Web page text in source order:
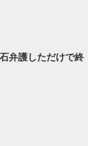
弁護しただけで終